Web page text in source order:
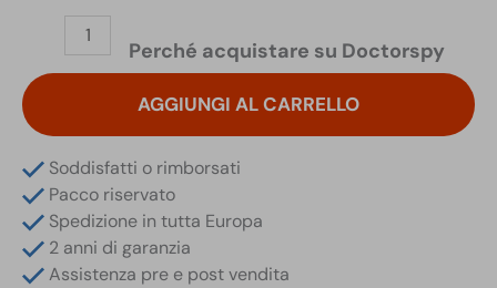
JJN
Digital
Rilevatore
RF
Digitale
Banda
Larga
AGGIUNGI AL CARRELLO
Perché acquistare su Doctorspy
Soddisfatti o rimborsati
Pacco riservato
Spedizione in tutta Europa
2 anni di garanzia
Assistenza pre e post vendita